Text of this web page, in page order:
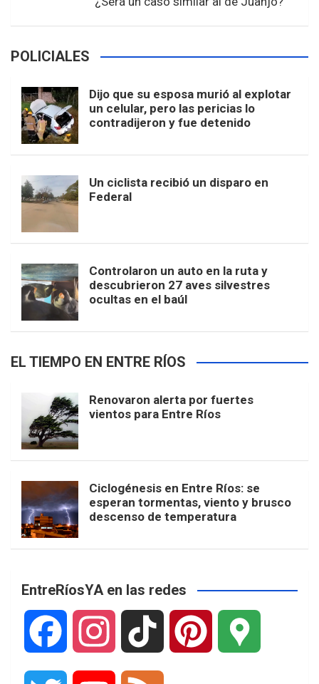
POLICIALES
Dijo que su esposa murió al explotar
un celular, pero las pericias lo
contradijeron y fue detenido
Un ciclista recibió un disparo en
Federal
Controlaron un auto en la ruta y
descubrieron 27 aves silvestres
ocultas en el baúl
EL TIEMPO EN ENTRE RÍOS
Renovaron alerta por fuertes
vientos para Entre Ríos
Ciclogénesis en Entre Ríos: se
esperan tormentas, viento y brusco
descenso de temperatura
EntreRíosYA en las redes